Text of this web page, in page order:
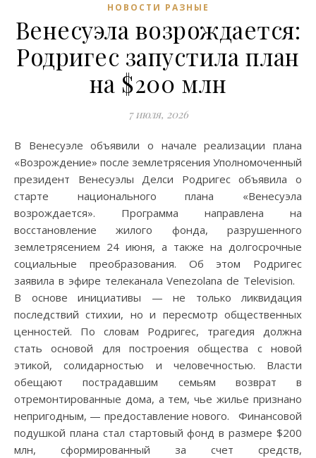
НОВОСТИ РАЗНЫЕ
Венесуэла возрождается:
Родригес запустила план
на $200 млн
7 июля, 2026
В Венесуэле объявили о начале реализации плана
«Возрождение» после землетрясения Уполномоченный
президент Венесуэлы Делси Родригес объявила о
старте национального плана «Венесуэла
возрождается». Программа направлена на
восстановление жилого фонда, разрушенного
землетрясением 24 июня, а также на долгосрочные
социальные преобразования. Об этом Родригес
заявила в эфире телеканала Venezolana de Television.
В основе инициативы — не только ликвидация
последствий стихии, но и пересмотр общественных
ценностей. По словам Родригес, трагедия должна
стать основой для построения общества с новой
этикой, солидарностью и человечностью. Власти
обещают пострадавшим семьям возврат в
отремонтированные дома, а тем, чье жилье признано
непригодным, — предоставление нового. Финансовой
подушкой плана стал стартовый фонд в размере $200
млн, сформированный за счет средств,